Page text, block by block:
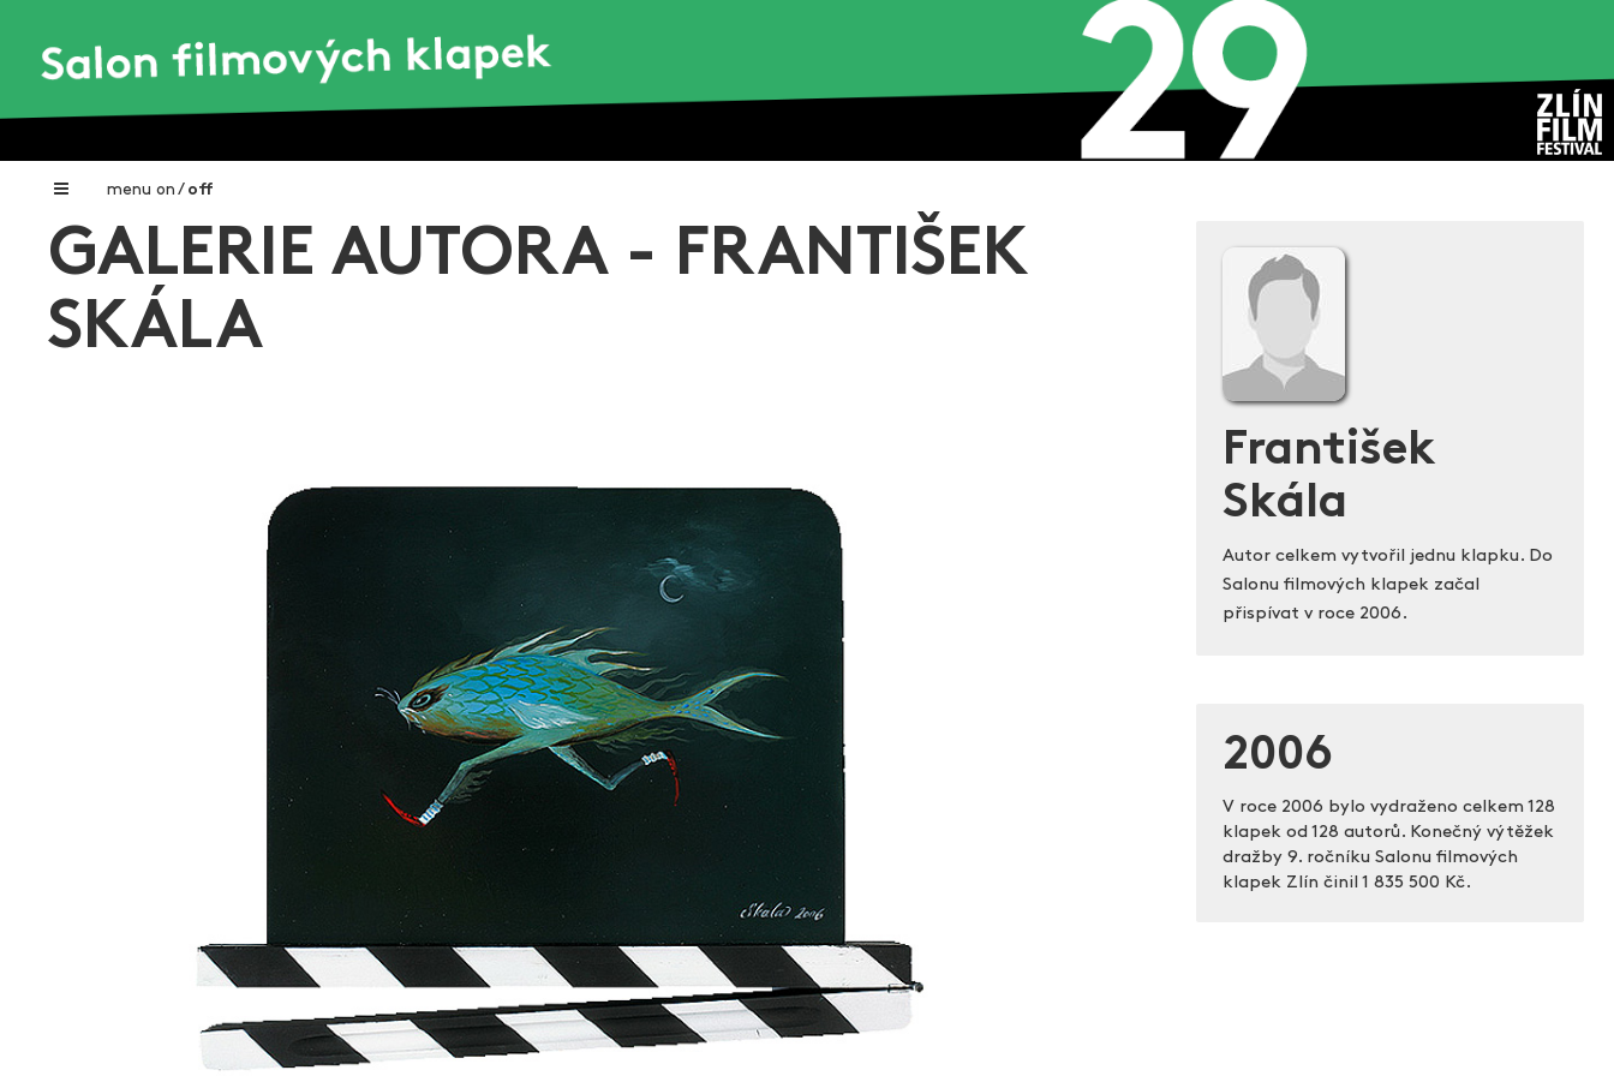
menu on / off
Home
Nadační fond FILMTALENT ZLÍN
Galerie filmových klapek
Aukce filmových klapek
GALERIE AUTORA - FRANTIŠEK
SKÁLA
František
Skála
Autor celkem vytvořil jednu klapku. Do
Salonu filmových klapek začal
přispívat v roce 2006.
2006
V roce 2006 bylo vydraženo celkem 128
klapek od 128 autorů. Konečný výtěžek
dražby 9. ročníku Salonu filmových
klapek Zlín činil 1 835 500 Kč.